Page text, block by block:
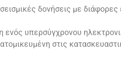
δονήσεις με
υπερσύγχρονου
στις